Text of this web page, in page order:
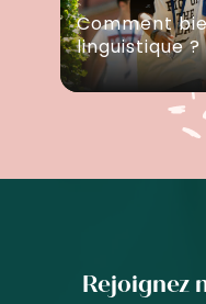
Comment
linguistique ?
Rejoignez